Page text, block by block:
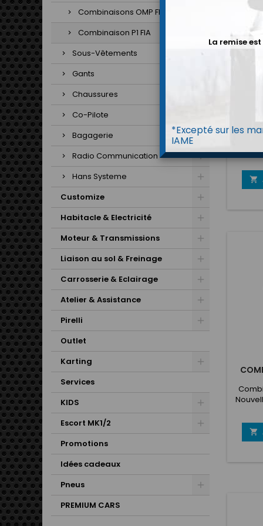
Combinaisons OMP FIA
Combinaison P1 FIA
Sous-Vêtements
Gants
Chaussures
Co-Pilote
Bagagerie
Radio Communication
Hans Systeme
Customize
Habitacle & Electricité
Moteur & Transmissions
Liaison au sol & Freinage
Carrosserie & Eclairage
Atelier & Assistance
Pirelli
Outlet
Karting
Services
KIDS
Escort MK1/2
Promotions
Idées cadeaux
Pneus
PREMIUM CARS
*
du

aux
au

La remise
*Excepté sur les
IAME